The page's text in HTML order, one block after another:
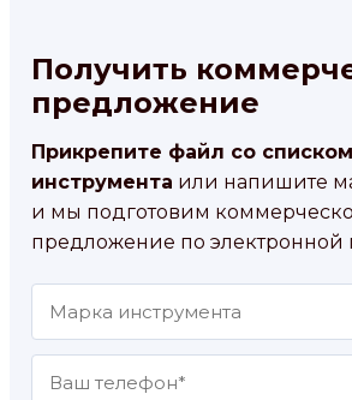
Получить
предложение
Прикрепите файл со
инструмента или напишите
и мы подготовим
предложение по электронной